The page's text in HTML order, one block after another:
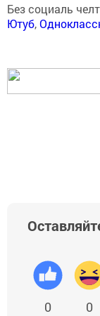
Без социаль
Ютуб,
0 0